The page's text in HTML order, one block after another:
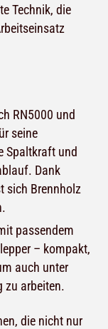
Technik, die
RN5000 und
seine
Spaltkraft und
Dank
sich Brennholz
passendem
– kompakt,
auch unter
zu arbeiten.
die nicht nur